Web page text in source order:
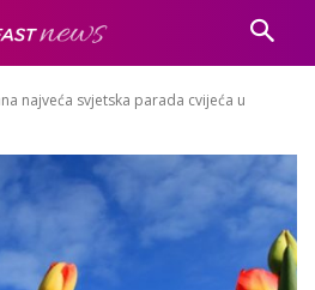
najveća svjetska parada cvijeća u